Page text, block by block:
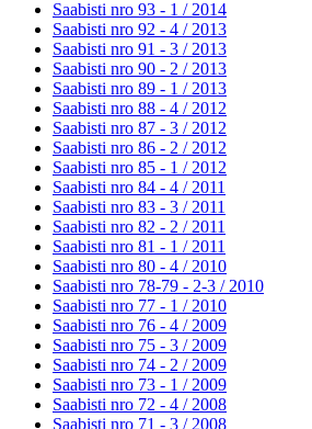
Saabisti nro 93 - 1 / 2014
Saabisti nro 92 - 4 / 2013
Saabisti nro 91 - 3 / 2013
Saabisti nro 90 - 2 / 2013
Saabisti nro 89 - 1 / 2013
Saabisti nro 88 - 4 / 2012
Saabisti nro 87 - 3 / 2012
Saabisti nro 86 - 2 / 2012
Saabisti nro 85 - 1 / 2012
Saabisti nro 84 - 4 / 2011
Saabisti nro 83 - 3 / 2011
Saabisti nro 82 - 2 / 2011
Saabisti nro 81 - 1 / 2011
Saabisti nro 80 - 4 / 2010
Saabisti nro 78-79 - 2-3 / 2010
Saabisti nro 77 - 1 / 2010
Saabisti nro 76 - 4 / 2009
Saabisti nro 75 - 3 / 2009
Saabisti nro 74 - 2 / 2009
Saabisti nro 73 - 1 / 2009
Saabisti nro 72 - 4 / 2008
Saabisti nro 71 - 3 / 2008